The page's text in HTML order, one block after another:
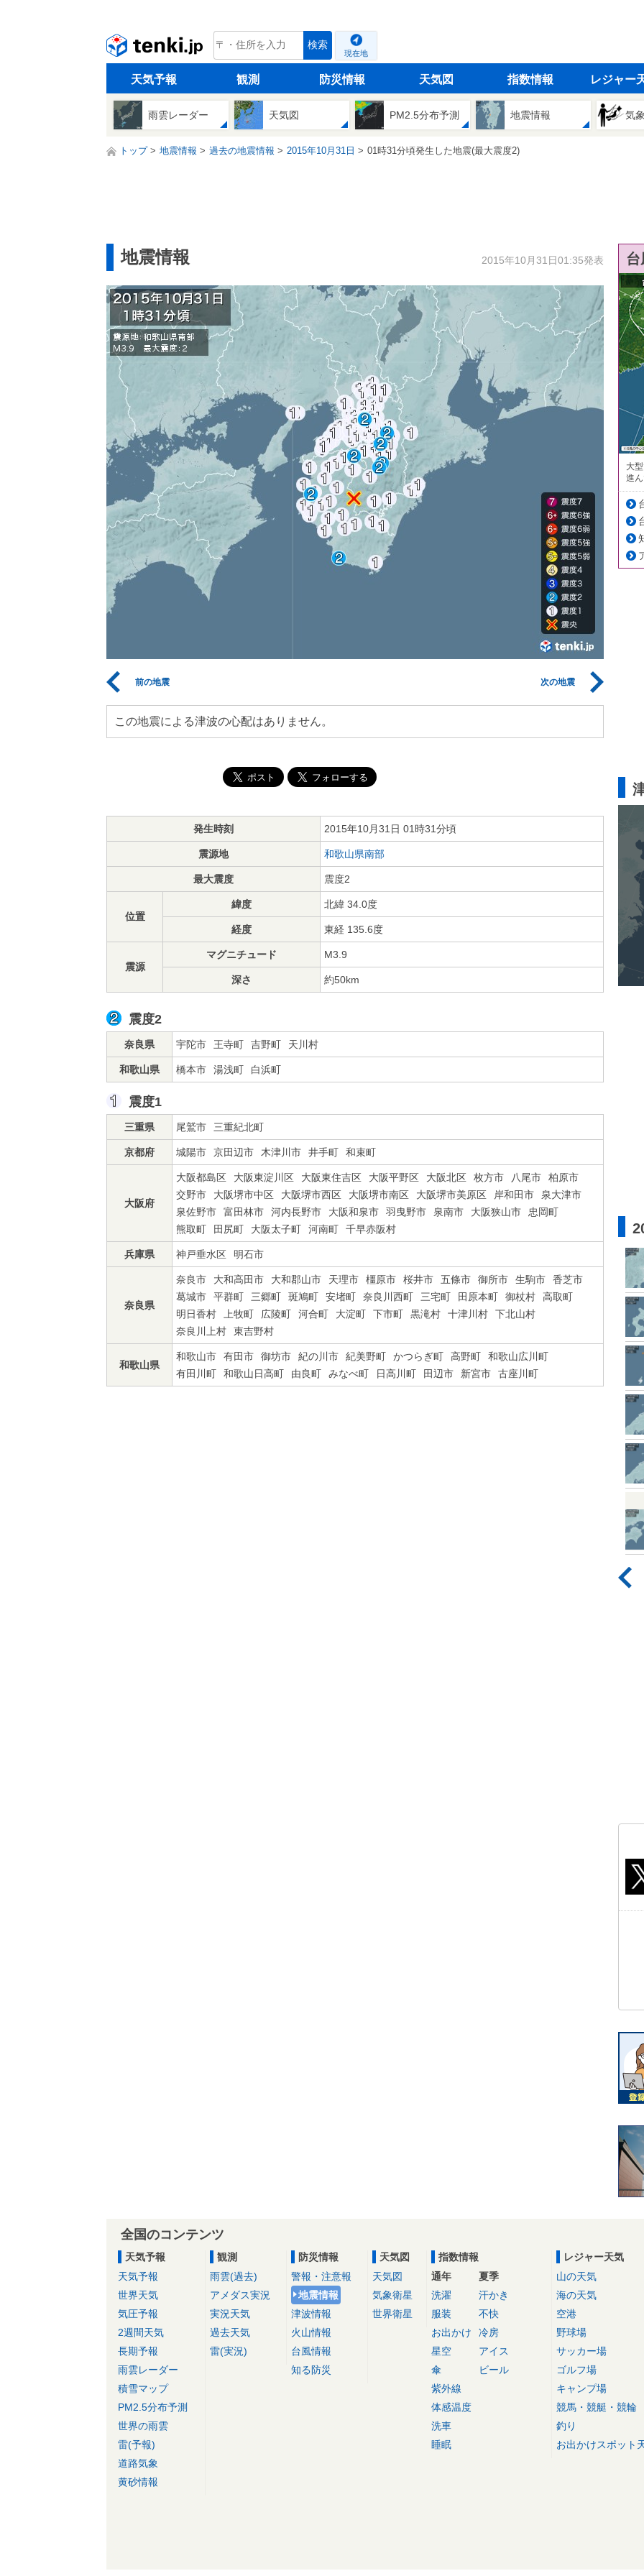
tenki.jp 検索
現在地
天気予報 観測 防災情報 天気図 指数情報 レジャー
雨雲レーダー 天気図 PM2.5分布予測 地震情報 気
トップ 地震情報 過去の地震情報 2015年10月31日 01時31分頃発生した地震(最大震度2)
地震情報 2015年10月31日01:35発表
前の地震 次の地震
この地震による津波の心配はありません。
発生時刻 2015年10月31日 01時31分頃
震源地 和歌山県南部
最大震度 震度2
位置
緯度 北緯 34.0度
経度 東経 135.6度
震源
マグニチュード M3.9
深さ 約50km
震度2
奈良県 宇陀市 王寺町 吉野町 天川村
和歌山県 橋本市 湯浅町 白浜町
震度1
三重県 尾鷲市 三重紀北町
京都府 城陽市 京田辺市 木津川市 井手町 和束町
大阪府
大阪都島区 大阪東淀川区 大阪東住吉区 大阪平野区 大阪北区 枚方市 八尾市
柏原市
交野市
大阪堺市中区 大阪堺市西区 大阪堺市南区 大阪堺市美原区 岸和田市
泉大津市
泉佐野市
富田林市 河内長野市 大阪和泉市 羽曳野市 泉南市 大阪狭山市
忠岡町
熊取町
田尻町 大阪太子町 河南町 千早赤阪村
兵庫県 神戸垂水区 明石市
奈良県
奈良市 大和高田市 大和郡山市 天理市 橿原市 桜井市 五條市 御所市 生駒市
香芝市
葛城市
平群町 三郷町 斑鳩町 安堵町 奈良川西町 三宅町 田原本町 御杖村
高取町
明日香村
上牧町 広陵町 河合町 大淀町 下市町 黒滝村 十津川村
下北山村
奈良川上村
東吉野村
和歌山県
和歌山市 有田市 御坊市 紀の川市 紀美野町 かつらぎ町 高野町
和歌山広川町
有田川町
和歌山日高町 由良町 みなべ町 日高川町 田辺市 新宮市 古座川町
大
進
全国のコンテンツ
天気予報
天気予報
世界天気
気圧予報
2週間天気
長期予報
雨雲レーダー
積雪マップ
PM2.5分布予測
世界の雨雲
雷(予報)
道路気象
黄砂情報
観測
雨雲(過去)
アメダス実況
実況天気
過去天気
雷(実況)
防災情報
警報・注意報
地震情報
津波情報
火山情報
台風情報
知る防災
天気図
天気図
気象衛星
世界衛星
指数情報
通年
洗濯
服装
お出かけ
星空
傘
紫外線
体感温度
洗車
睡眠
夏季
汗かき
不快
冷房
アイス
ビール
レジャー天気
山の天気
海の天気
空港
野球場
サッカー場
ゴルフ場
キャンプ場
競馬・競艇・競輪
釣り
お出かけスポット